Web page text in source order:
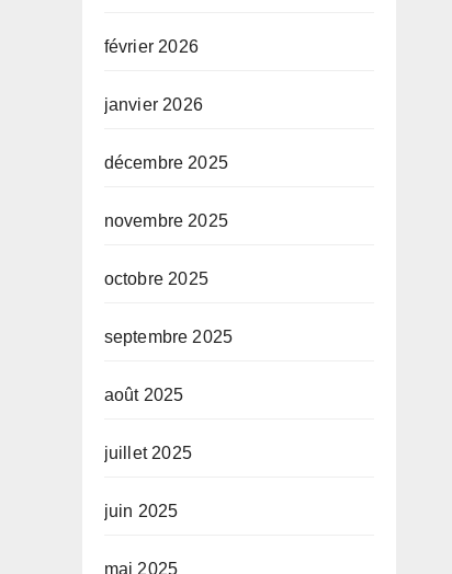
février 2026
janvier 2026
décembre 2025
novembre 2025
octobre 2025
septembre 2025
août 2025
juillet 2025
juin 2025
mai 2025